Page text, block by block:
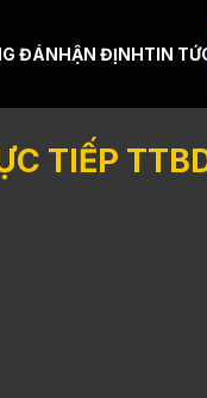
ĐÁNHẬN ĐỊNHTIN
TIẾP